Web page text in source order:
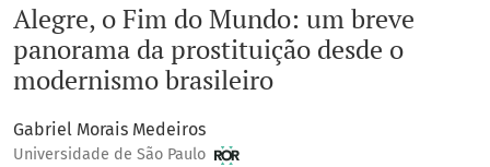
Alegre, o Fim do Mundo: um breve
panorama da prostituição desde o
modernismo brasileiro
Gabriel Morais Medeiros
Universidade de São Paulo